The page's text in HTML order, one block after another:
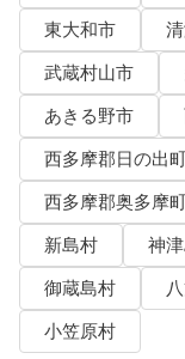
東大和市
武蔵村山市
あきる野市
西多摩郡日の出
西多摩郡奥多摩
新島村
神
御蔵島村
小笠原村